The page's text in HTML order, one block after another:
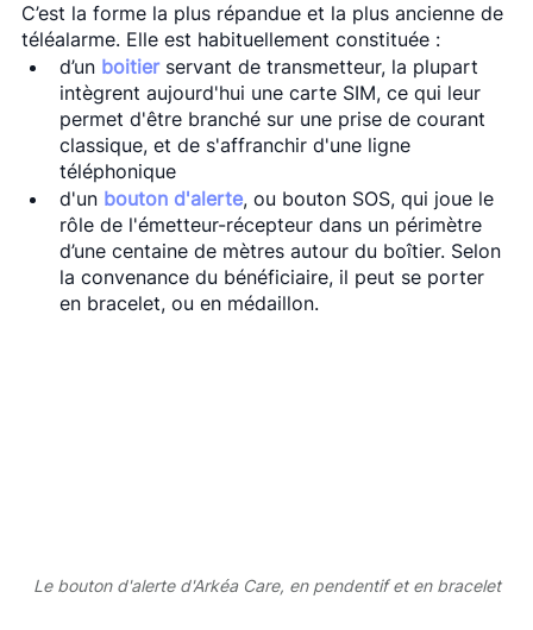
C’est la forme la plus répandue et la plus ancienne de
téléalarme. Elle est habituellement constituée :
d’un boitier servant de transmetteur, la plupart
intègrent aujourd'hui une carte SIM, ce qui leur
permet d'être branché sur une prise de courant
classique, et de s'affranchir d'une ligne
téléphonique
d'un bouton d'alerte, ou bouton SOS, qui joue le
rôle de l'émetteur-récepteur dans un périmètre
d’une centaine de mètres autour du boîtier. Selon
la convenance du bénéficiaire, il peut se porter
en bracelet, ou en médaillon.
Le bouton d'alerte d'Arkéa Care, en pendentif et en bracelet